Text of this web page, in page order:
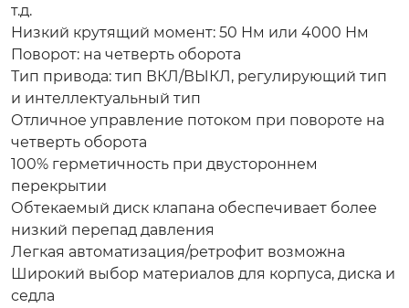
т.д.
Низкий крутящий момент: 50 Нм или 4000 Нм
Поворот: на четверть оборота
Тип привода: тип ВКЛ/ВЫКЛ, регулирующий тип
и интеллектуальный тип
Отличное управление потоком при повороте на
четверть оборота
100% герметичность при двустороннем
перекрытии
Обтекаемый диск клапана обеспечивает более
низкий перепад давления
Легкая автоматизация/ретрофит возможна
Широкий выбор материалов для корпуса, диска и
седла